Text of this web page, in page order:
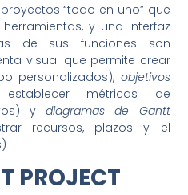
“todo en uno” que
y una interfaz
de sus funciones son
visual que permite crear
personalizados), objetivos
métricas de
ydiagramas de Gantt
recursos, plazos y el
PROJECT